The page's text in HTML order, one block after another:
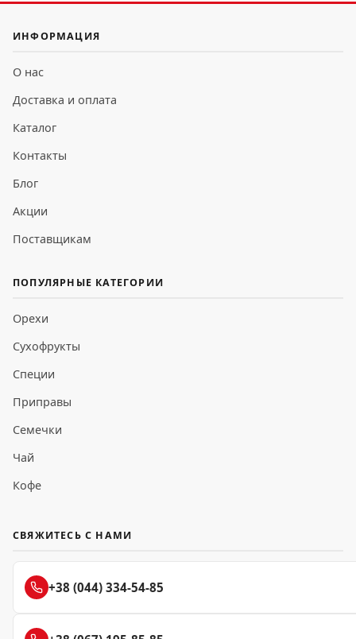
ИНФОРМАЦИЯ
О нас
Доставка и оплата
Каталог
Контакты
Блог
Акции
Поставщикам
ПОПУЛЯРНЫЕ КАТЕГОРИИ
Орехи
Сухофрукты
Специи
Приправы
Семечки
Чай
Кофе
СВЯЖИТЕСЬ С НАМИ
+38 (044) 334-54-85